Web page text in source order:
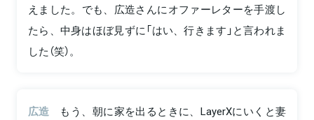
えました。でも、広造さんにオファーレターを手渡し
たら、中身はほぼ見ずに「はい、行きます」と言われま
した（笑）。
広造
もう、朝に家を出るときに、LayerXにいくと妻